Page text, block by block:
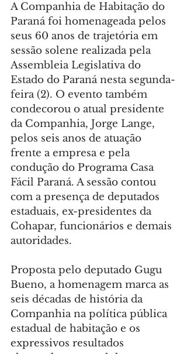
A Companhia de Habitação do
Paraná foi homenageada pelos
seus 60 anos de trajetória em
sessão solene realizada pela
Assembleia Legislativa do
Estado do Paraná nesta segunda-
feira (2). O evento também
condecorou o atual presidente
da Companhia, Jorge Lange,
pelos seis anos de atuação
frente a empresa e pela
condução do Programa Casa
Fácil Paraná. A sessão contou
com a presença de deputados
estaduais, ex-presidentes da
Cohapar, funcionários e demais
autoridades.
Proposta pelo deputado Gugu
Bueno, a homenagem marca as
seis décadas de história da
Companhia na política pública
estadual de habitação e os
expressivos resultados